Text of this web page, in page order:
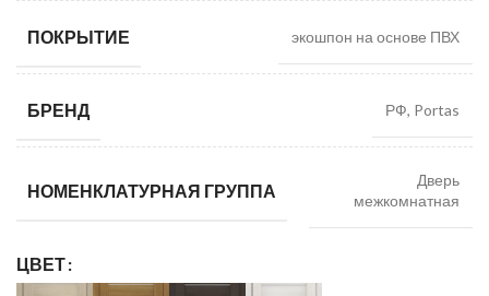
ПОКРЫТИЕ экошпон на основе ПВХ
БРЕНД РФ, Portas
НОМЕНКЛАТУРНАЯ ГРУППА
Дверь
межкомнатная
ЦВЕТ